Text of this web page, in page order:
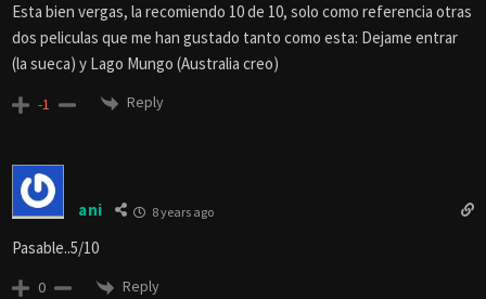
Esta bien vergas, la recomiendo 10 de 10, solo como referencia otras
dos peliculas que me han gustado tanto como esta: Dejame entrar
(la sueca) y Lago Mungo (Australia creo)
-1 Reply
ani 8 years ago
Pasable..5/10
0 Reply